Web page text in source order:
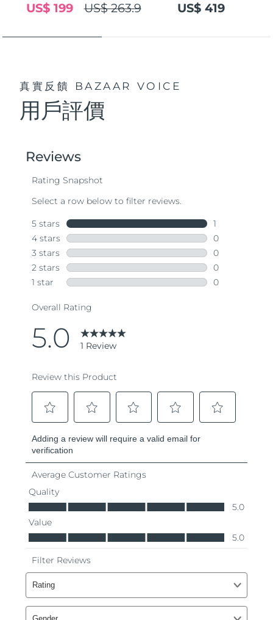
US$ 263.9
US$ 199 US$ 419
真實反饋 BAZAAR VOICE
用戶評價